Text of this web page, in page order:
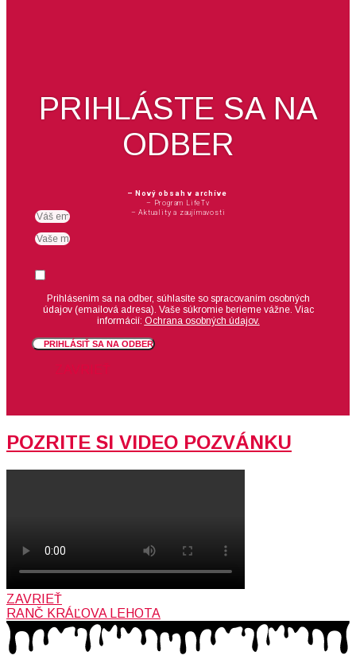
PRIHLÁSTE SA NA
ODBER
– Nový obsah v archíve
– Program LifeTv
– Aktuality a zaujímavosti
Prihlásením sa na odber, súhlasíte so spracovaním osobných
údajov (emailová adresa). Vaše súkromie berieme vážne. Viac
informácií: Ochrana osobných údajov.
PRIHLÁSIŤ SA NA ODBER
POZRITE SI VIDEO POZVÁNKU
ZAVRIEŤ
RANČ KRÁĽOVA LEHOTA